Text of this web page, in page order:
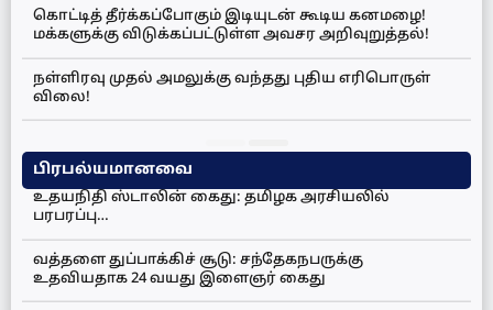
கொட்டித் தீர்க்கப்போகும் இடியுடன் கூடிய கனமழை!
மக்களுக்கு விடுக்கப்பட்டுள்ள அவசர அறிவுறுத்தல்!
நள்ளிரவு முதல் அமலுக்கு வந்தது புதிய எரிபொருள்
விலை!
பிரபல்யமானவை
உதயநிதி ஸ்டாலின் கைது: தமிழக அரசியலில்
பரபரப்பு…
வத்தளை துப்பாக்கிச் சூடு: சந்தேகநபருக்கு
உதவியதாக 24 வயது இளைஞர் கைது